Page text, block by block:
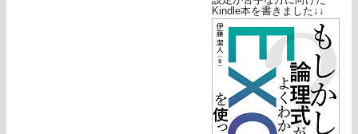
Kindle本を書きました↓↓